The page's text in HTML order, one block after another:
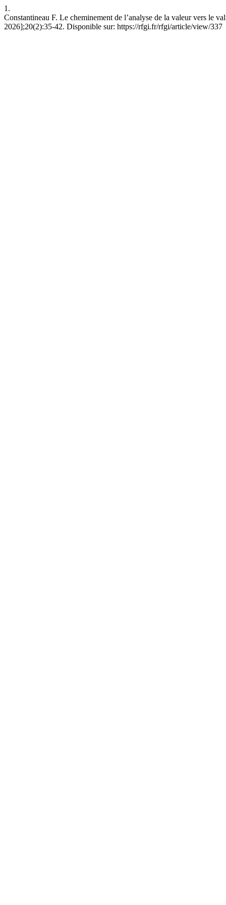
1.
Constantineau F. Le cheminement de l’analyse de la valeur vers le
2026];20(2):35-42. Disponible sur: https://rfgi.fr/rfgi/article/view/337